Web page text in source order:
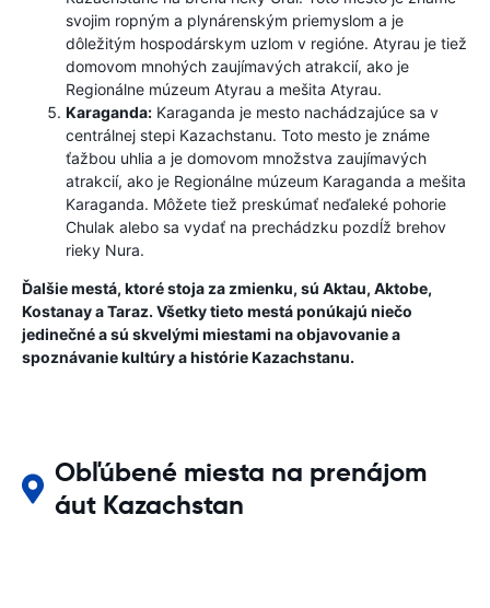
svojim ropným a plynárenským priemyslom a je
dôležitým hospodárskym uzlom v regióne. Atyrau je tiež
domovom mnohých zaujímavých atrakcií, ako je
Regionálne múzeum Atyrau a mešita Atyrau.
Karaganda: Karaganda je mesto nachádzajúce sa v
centrálnej stepi Kazachstanu. Toto mesto je známe
ťažbou uhlia a je domovom množstva zaujímavých
atrakcií, ako je Regionálne múzeum Karaganda a mešita
Karaganda. Môžete tiež preskúmať neďaleké pohorie
Chulak alebo sa vydať na prechádzku pozdĺž brehov
rieky Nura.
Ďalšie mestá, ktoré stoja za zmienku, sú Aktau, Aktobe,
Kostanay a Taraz. Všetky tieto mestá ponúkajú niečo
jedinečné a sú skvelými miestami na objavovanie a
spoznávanie kultúry a histórie Kazachstanu.
Obľúbené miesta na prenájom
áut Kazachstan